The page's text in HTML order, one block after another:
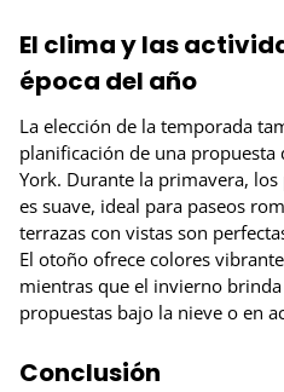
El clima y las
época del año
La elección de la temporada
planificación de una
York. Durante la primavera,
es suave, ideal para paseos
terrazas con vistas son
El otoño ofrece colores
mientras que el invierno
propuestas bajo la nieve o en
Conclusión